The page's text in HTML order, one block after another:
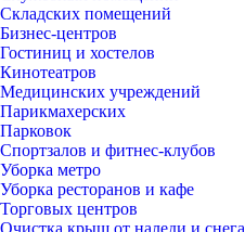
Складских помещений
Бизнес-центров
Гостиниц и хостелов
Кинотеатров
Медицинских учреждений
Парикмахерских
Парковок
Спортзалов и фитнес-клубов
Уборка метро
Уборка ресторанов и кафе
Торговых центров
Очистка крыш от наледи и снега